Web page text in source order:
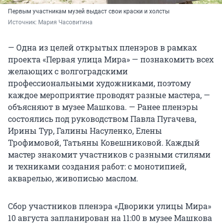
Первым участникам музей выдаст свои краски и холсты
Источник: Мария Часовитина
— Одна из целей открытых пленэров в рамках
проекта «Первая улица Мира» — познакомить всех
желающих с волгоградскими
профессиональными художниками, поэтому
каждое мероприятие проводят разные мастера, —
объясняют в музее Машкова. — Ранее пленэры
состоялись под руководством Павла Пугачева,
Ирины Тур, Галины Насуленко, Елены
Трофимовой, Татьяны Ковешниковой. Каждый
мастер знакомит участников с разными стилями
и техниками создания работ: с монотипией,
акварелью, живописью маслом.
Сбор участников пленэра «Дворики улицы Мира»
10 августа запланирован на 11:00 в музее Машкова